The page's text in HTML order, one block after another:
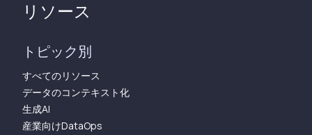
リソース
トピック別
すべてのリソース
データのコンテキスト化
生成AI
産業向けDataOps